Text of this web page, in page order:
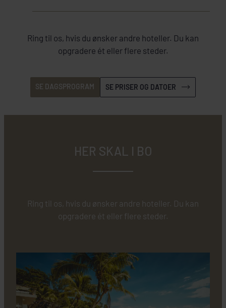
Ring til os, hvis du ønsker andre hoteller. Du kan
opgradere ét eller flere steder.
SE DAGSPROGRAM SE PRISER OG DATOER
HER SKAL I BO
Ring til os, hvis du ønsker andre hoteller. Du kan
opgradere ét eller flere steder.